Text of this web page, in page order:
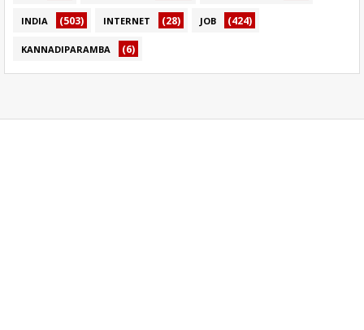
INDIA (503) INTERNET (28) JOB (424)
KANNADIPARAMBA (6)